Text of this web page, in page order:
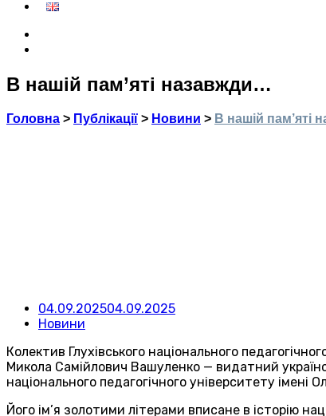
В нашій пам’яті назавжди…
Головна > Публікації > Новини > В нашій пам’яті
04.09.202504.09.2025
Новини
Колектив Глухівського національного
Микола Самійлович Вашуленко — видатний
національного педагогічного університету
Його ім’я золотими літерами вписане в історію